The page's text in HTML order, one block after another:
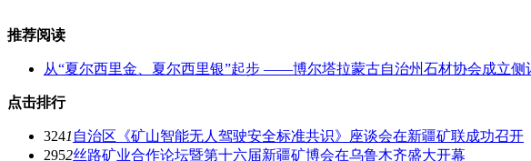
推荐阅读
从“夏尔西里金、夏尔西里银”起步 ——博尔塔拉蒙古自治州石材协会成立侧
点击排行
3241 自治区《矿山智能无人驾驶安全标准共识》座谈会在新疆矿联成功召开
2952丝路矿业合作论坛暨第十六届新疆矿博会在乌鲁木齐盛大开幕